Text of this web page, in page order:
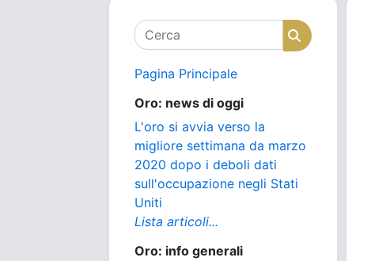
Cerca Cerca
Pagina Principale
Oro: news di oggi
L'oro si avvia verso la
migliore settimana da marzo
2020 dopo i deboli dati
sull'occupazione negli Stati
Uniti
Lista articoli...
Oro: info generali